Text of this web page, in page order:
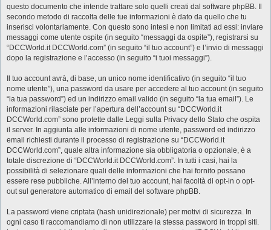
questo documento che intende trattare solo quelli creati dal software phpBB. Il
secondo metodo di raccolta delle tue informazioni è dato da quello che tu
inserisci volontariamente. Con questo sono intesi e non limitati ad essi: inviare
messaggi come utente ospite (in seguito “messaggi da ospite”), registrarsi su
“DCCWorld.it DCCWorld.com” (in seguito “il tuo account”) e l’invio di messaggi
dopo la registrazione e l’accesso (in seguito “i tuoi messaggi”).
Il tuo account avrà, di base, un unico nome identificativo (in seguito “il tuo
nome utente”), una password da usare per accedere al tuo account (in seguito
“la tua password”) ed un indirizzo email valido (in seguito “la tua email”). Le
informazioni rilasciate per l’apertura dell’account su “DCCWorld.it
DCCWorld.com” sono protette dalle Leggi sulla Privacy dello Stato che ospita
il server. In aggiunta alle informazioni di nome utente, password ed indirizzo
email richiesti durante il processo di registrazione su “DCCWorld.it
DCCWorld.com”, quale altra informazione sia obbligatoria o opzionale, è a
totale discrezione di “DCCWorld.it DCCWorld.com”. In tutti i casi, hai la
possibilità di selezionare quali delle informazioni che hai fornito possano
essere rese pubbliche. All’interno del tuo account, hai facoltà di opt-in o opt-
out sul generatore automatico di email del software phpBB.
La password viene criptata (hash unidirezionale) per motivi di sicurezza. In
ogni caso ti raccomandiamo di non utilizzare la stessa password in troppi siti.